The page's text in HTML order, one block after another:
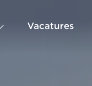
Vacatures